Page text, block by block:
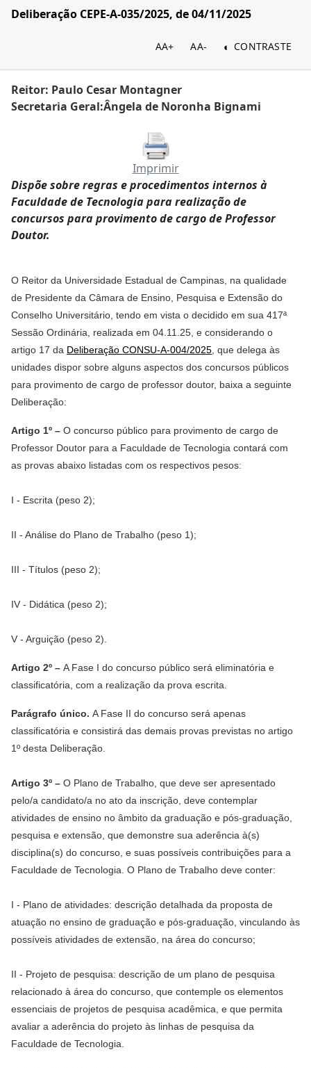
Deliberação CEPE-A-035/2025, de 04/11/2025
AA+ AA- CONTRASTE
Reitor: Paulo Cesar Montagner
Secretaria Geral:Ângela de Noronha Bignami
Imprimir
Dispõe sobre regras e procedimentos internos à
Faculdade de Tecnologia para realização de
concursos para provimento de cargo de Professor
Doutor.
O Reitor da Universidade Estadual de Campinas, na qualidade
de Presidente da Câmara de Ensino, Pesquisa e Extensão do
Conselho Universitário, tendo em vista o decidido em sua 417ª
Sessão Ordinária, realizada em 04.11.25, e considerando o
artigo 17 da Deliberação CONSU-A-004/2025 , que delega às
unidades dispor sobre alguns aspectos dos concursos públicos
para provimento de cargo de professor doutor, baixa a seguinte
Deliberação:
Artigo 1º – O concurso público para provimento de cargo de
Professor Doutor para a Faculdade de Tecnologia contará com
as provas abaixo listadas com os respectivos pesos:
I - Escrita (peso 2);
II - Análise do Plano de Trabalho (peso 1);
III - Títulos (peso 2);
IV - Didática (peso 2);
V - Arguição (peso 2).
Artigo 2º – A Fase I do concurso público será eliminatória e
classificatória, com a realização da prova escrita.
Parágrafo único. A Fase II do concurso será apenas
classificatória e consistirá das demais provas previstas no artigo
1º desta Deliberação.
Artigo 3º – O Plano de Trabalho, que deve ser apresentado
pelo/a candidato/a no ato da inscrição, deve contemplar
atividades de ensino no âmbito da graduação e pós-graduação,
pesquisa e extensão, que demonstre sua aderência à(s)
disciplina(s) do concurso, e suas possíveis contribuições para a
Faculdade de Tecnologia. O Plano de Trabalho deve conter:
I - Plano de atividades: descrição detalhada da proposta de
atuação no ensino de graduação e pós-graduação, vinculando às
possíveis atividades de extensão, na área do concurso;
II - Projeto de pesquisa: descrição de um plano de pesquisa
relacionado à área do concurso, que contemple os elementos
essenciais de projetos de pesquisa acadêmica, e que permita
avaliar a aderência do projeto às linhas de pesquisa da
Faculdade de Tecnologia.